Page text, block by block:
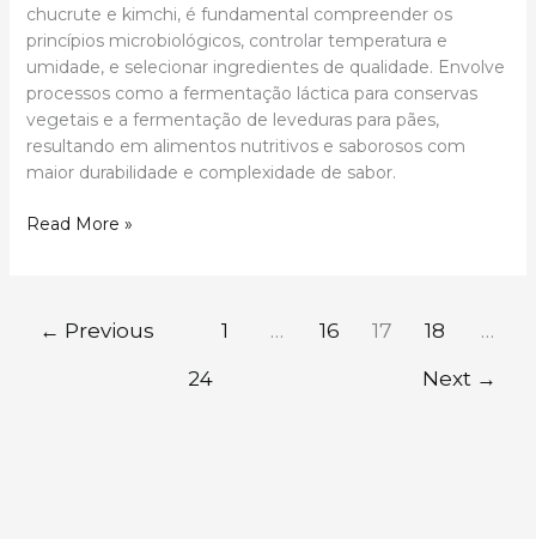
chucrute e kimchi, é fundamental compreender os
princípios microbiológicos, controlar temperatura e
umidade, e selecionar ingredientes de qualidade. Envolve
processos como a fermentação láctica para conservas
vegetais e a fermentação de leveduras para pães,
resultando em alimentos nutritivos e saborosos com
maior durabilidade e complexidade de sabor.
Técnicas
Pães,
Read More »
← Previous 1 … 16 17 18
…
24
Next →